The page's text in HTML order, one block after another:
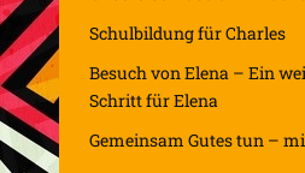
Schulbildung für Charles
Besuch von Elena – Ein
Schritt für Elena
Gemeinsam Gutes tun –